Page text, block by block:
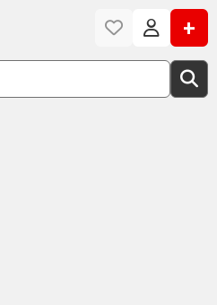
+